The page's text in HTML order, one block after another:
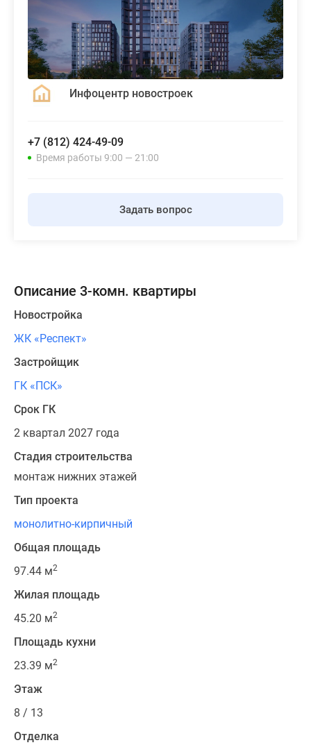
Инфоцентр новостроек
+7 (812) 424-49-09
Время работы 9:00 — 21:00
Задать вопрос
Описание 3-комн. квартиры
Новостройка
ЖК «Респект»
Застройщик
ГК «ПСК»
Срок ГК
2 квартал 2027 года
Стадия строительства
монтаж нижних этажей
Тип проекта
монолитно-кирпичный
Общая площадь
97.44 м2
Жилая площадь
45.20 м2
Площадь кухни
23.39 м2
Этаж
8 / 13
Отделка